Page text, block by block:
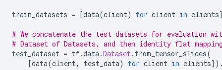
train_datasets = [data(client) for client in clients
# We concatenate the test datasets for evaluation
# Dataset of Datasets, and then identity flat
test_dataset = tf.data.Dataset. from_tensor_slices(
[data(client, test_data) for client in clients